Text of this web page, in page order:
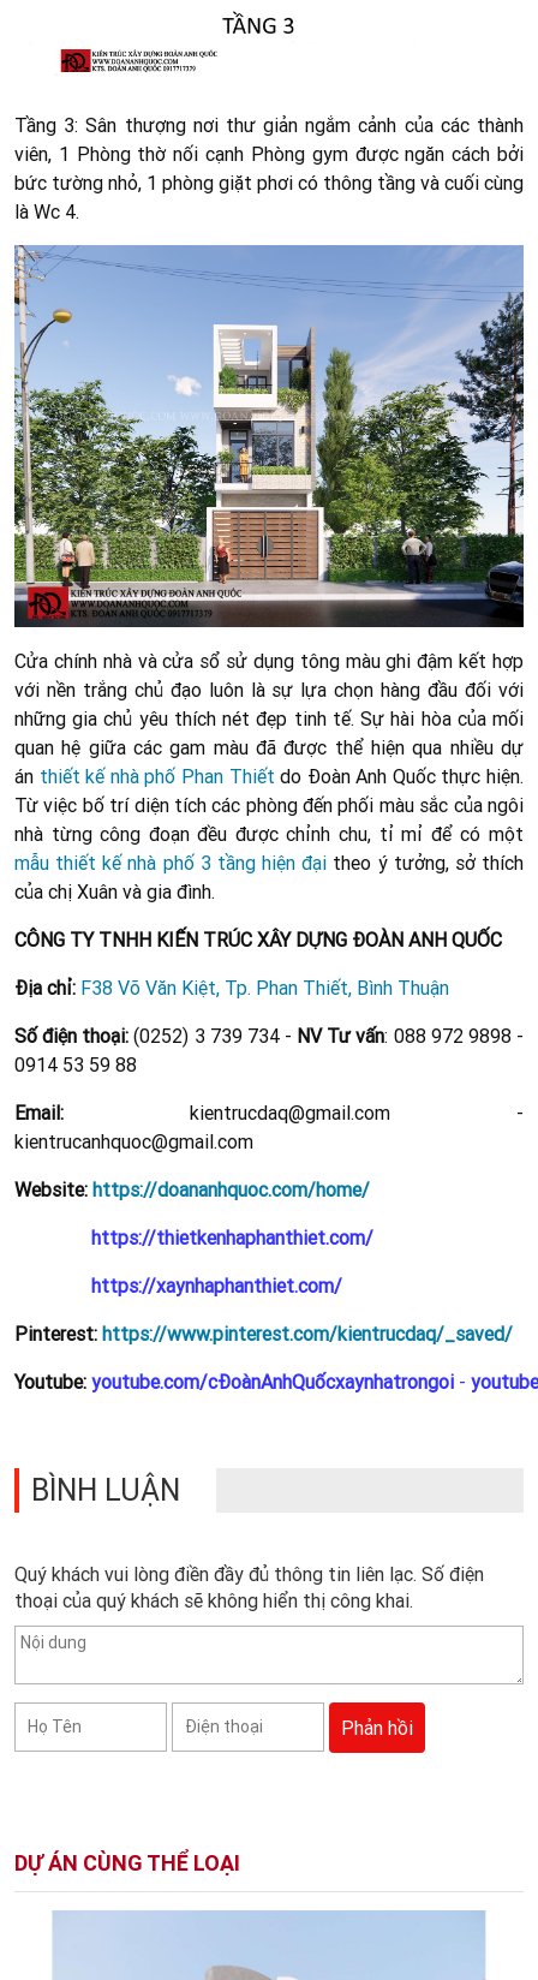
Tầng 3: Sân thượng nơi thư giản ngắm cảnh của các thành
viên, 1 Phòng thờ nối cạnh Phòng gym được ngăn cách bởi
bức tường nhỏ, 1 phòng giặt phơi có thông tầng và cuối cùng
là Wc 4.
Cửa chính nhà và cửa sổ sử dụng tông màu ghi đậm kết hợp
với nền trắng chủ đạo luôn là sự lựa chọn hàng đầu đối với
những gia chủ yêu thích nét đẹp tinh tế. Sự hài hòa của mối
quan hệ giữa các gam màu đã được thể hiện qua nhiều dự
án thiết kế nhà phố Phan Thiếtdo Đoàn Anh Quốc thực hiện.
Từ việc bố trí diện tích các phòng đến phối màu sắc của ngôi
nhà từng công đoạn đều được chỉnh chu, tỉ mỉ để có một
mẫu thiết kế nhà phố 3 tầng hiện đại theo ý tưởng, sở thích
của chị Xuân và gia đình.
CÔNG TY TNHH KIẾN TRÚC XÂY DỰNG ĐOÀN ANH QUỐC
Địa chỉ: F38 Võ Văn Kiệt, Tp. Phan Thiết, Bình Thuận
Số điện thoại: (0252) 3 739 734 - NV Tư vấn: 088 972 9898 -
0914 53 59 88
Email: kientrucdaq@gmail.com -
kientrucanhquoc@gmail.com
Website: https://doananhquoc.com/home/
https://thietkenhaphanthiet.com/
https://xaynhaphanthiet.com/
Pinterest: https://www.pinterest.com/kientrucdaq/_saved/
Youtube: youtube.com/cĐoànAnhQuốcxaynhatrongoi -
BÌNH LUẬN
Quý khách vui lòng điền đầy đủ thông tin liên lạc. Số điện
thoại của quý khách sẽ không hiển thị công khai.
DỰ ÁN CÙNG THỂ LOẠI